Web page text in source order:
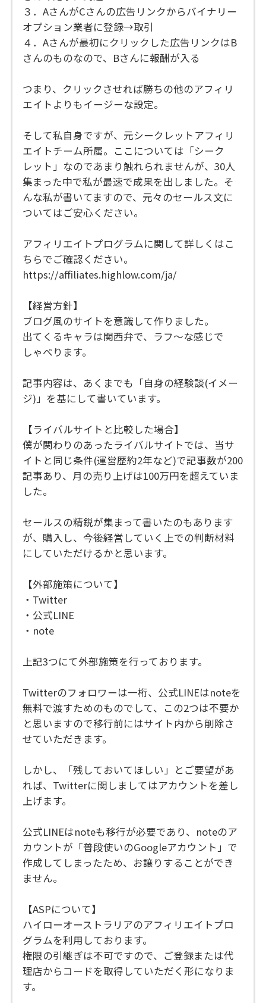
３．AさんがCさんの広告リンクからバイナリー
オプション業者に登録→取引
４．Aさんが最初にクリックした広告リンクはB
さんのものなので、Bさんに報酬が入る
つまり、クリックさせれば勝ちの他のアフィリ
エイトよりもイージーな設定。
そして私自身ですが、元シークレットアフィリ
エイトチーム所属。ここについては「シーク
レット」なのであまり触れられませんが、30人
集まった中で私が最速で成果を出しました。そ
んな私が書いてますので、元々のセールス文に
ついてはご安心ください。
アフィリエイトプログラムに関して詳しくはこ
ちらでご確認ください。
https://affiliates.highlow.com/ja/
【経営方針】
ブログ風のサイトを意識して作りました。
出てくるキャラは関西弁で、ラフ～な感じで
しゃべります。
記事内容は、あくまでも「自身の経験談(イメー
ジ)」を基にして書いています。
【ライバルサイトと比較した場合】
僕が関わりのあったライバルサイトでは、当サ
イトと同じ条件(運営歴約2年など)で記事数が200
記事あり、月の売り上げは100万円を超えていま
した。
セールスの精鋭が集まって書いたのもあります
が、購入し、今後経営していく上での判断材料
にしていただけるかと思います。
【外部施策について】
・Twitter
・公式LINE
・note
上記3つにて外部施策を行っております。
Twitterのフォロワーは一桁、公式LINEはnoteを
無料で渡すためのものでして、この2つは不要か
と思いますので移行前にはサイト内から削除さ
せていただきます。
しかし、「残しておいてほしい」とご要望があ
れば、Twitterに関しましてはアカウントを差し
上げます。
公式LINEはnoteも移行が必要であり、noteのア
カウントが「普段使いのGoogleアカウント」で
作成してしまったため、お譲りすることができ
ません。
【ASPについて】
ハイローオーストラリアのアフィリエイトプロ
グラムを利用しております。
権限の引継ぎは不可ですので、ご登録または代
理店からコードを取得していただく形になりま
す。